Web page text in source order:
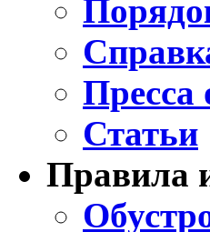
Пресса
Статьи
Правила